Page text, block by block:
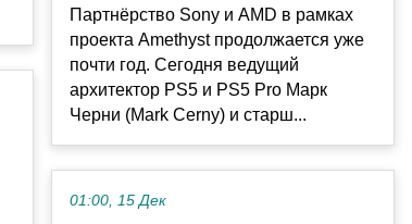
Партнёрство Sony и AMD в рамках
проекта Amethyst продолжается уже
почти год. Сегодня ведущий
архитектор PS5 и PS5 Pro Марк
Черни (Mark Cerny) и старш...
01:00, 15 Дек